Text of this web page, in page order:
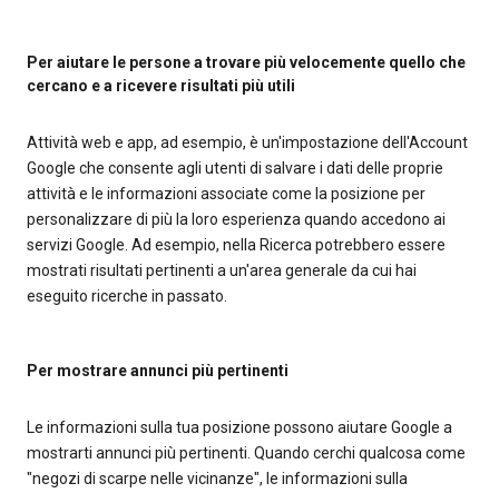
Per aiutare le persone a trovare più velocemente quello che
cercano e a ricevere risultati più utili
Attività web e app, ad esempio, è un'impostazione dell'Account
Google che consente agli utenti di salvare i dati delle proprie
attività e le informazioni associate come la posizione per
personalizzare di più la loro esperienza quando accedono ai
servizi Google. Ad esempio, nella Ricerca potrebbero essere
mostrati risultati pertinenti a un'area generale da cui hai
eseguito ricerche in passato.
Per mostrare annunci più pertinenti
Le informazioni sulla tua posizione possono aiutare Google a
mostrarti annunci più pertinenti. Quando cerchi qualcosa come
"negozi di scarpe nelle vicinanze", le informazioni sulla